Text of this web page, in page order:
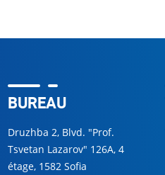
BUREAU
Druzhba 2, Blvd. "Prof.
Tsvetan Lazarov" 126A, 4
étage, 1582 Sofia